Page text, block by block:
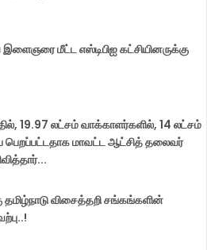
இளைஞரை மீட்ட எஸ்டிபிஐ கட்சியினருக்கு
19.97 லட்சம் வாக்காளர்களில், 14 லட்சம்
பெறப்பட்டதாக மாவட்ட ஆட்சித் தலைவர்
தமிழ்நாடு விசைத்தறி சங்கங்களின்